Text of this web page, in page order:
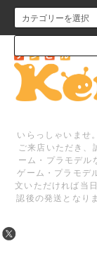
いらっしゃいませ
ご来店いただき、
ーム・プラモデル
ゲーム・プラモデ
文いただければ当
認後の発送となり